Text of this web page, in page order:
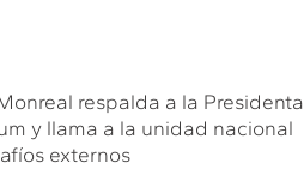
respalda a la Presidenta
y llama a la unidad nacional
externos